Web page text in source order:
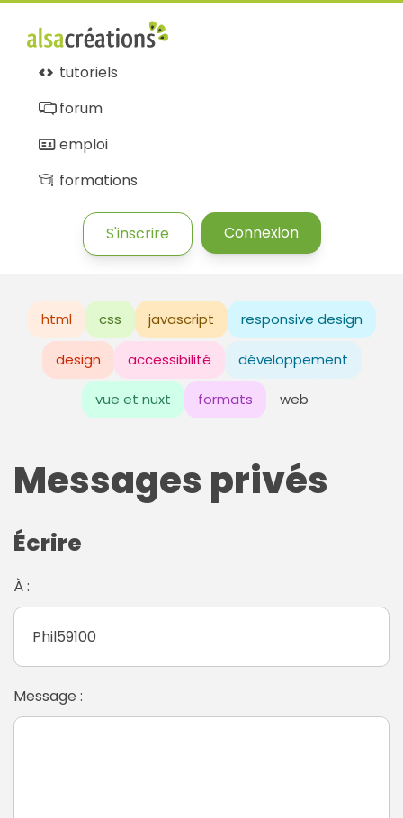
tutoriels
forum
emploi
formations
S'inscrire Connexion
html css javascript responsive design
design accessibilité développement
vue et nuxt formats web
Messages privés
Écrire
À :
Message :